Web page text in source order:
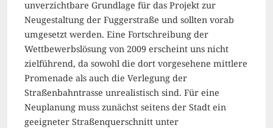
unverzichtbare Grundlage für das Projekt zur
Neugestaltung der Fuggerstraße und sollten vorab
umgesetzt werden. Eine Fortschreibung der
Wettbewerbslösung von 2009 erscheint uns nicht
zielführend, da sowohl die dort vorgesehene mittlere
Promenade als auch die Verlegung der
Straßenbahntrasse unrealistisch sind. Für eine
Neuplanung muss zunächst seitens der Stadt ein
geeigneter Straßenquerschnitt unter